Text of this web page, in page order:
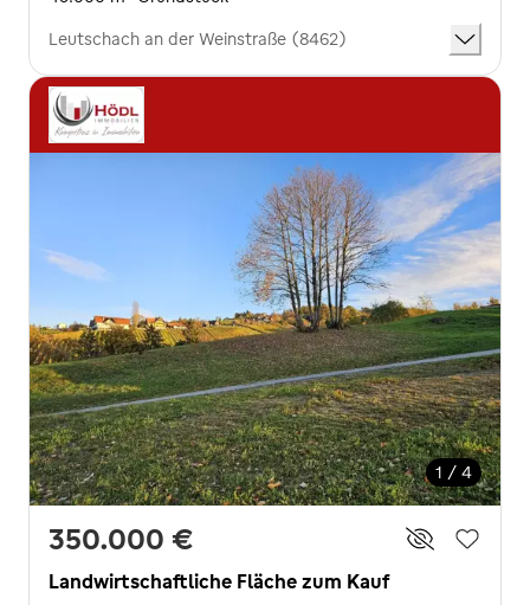
Leutschach an der Weinstraße (8462)
1 / 4
350.000 €
Landwirtschaftliche Fläche zum Kauf